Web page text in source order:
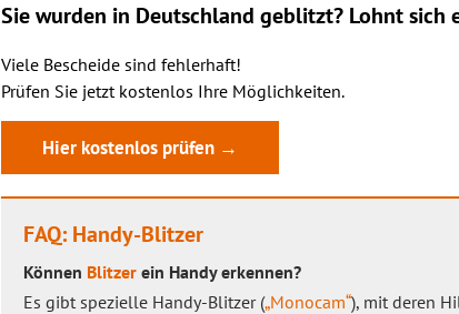
Sie wurden in Deutschland geblitzt? Lohnt sich
Viele Bescheide sind fehlerhaft!
Prüfen Sie jetzt kostenlos Ihre Möglichkeiten.
Hier kostenlos prüfen →
FAQ: Handy-Blitzer
Können Blitzer ein Handy erkennen?
Es gibt spezielle Handy-Blitzer („Monocam“), mit deren